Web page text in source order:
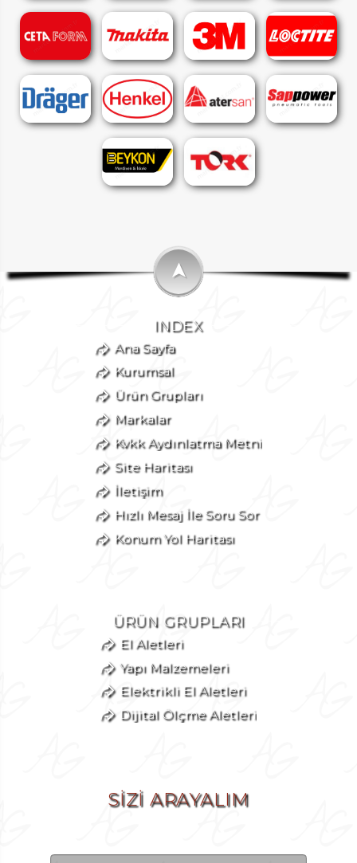
➤
INDEX
Ana Sayfa
Kurumsal
Ürün Grupları
Markalar
Kvkk Aydınlatma Metni
Site Haritası
İletişim
Hızlı Mesaj İle Soru Sor
Konum Yol Haritası
ÜRÜN GRUPLARI
El Aletleri
Yapı Malzemeleri
Elektrikli El Aletleri
Dijital Ölçme Aletleri
SİZİ ARAYALIM